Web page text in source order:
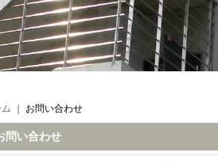
お問い合わせ
問い合わせ